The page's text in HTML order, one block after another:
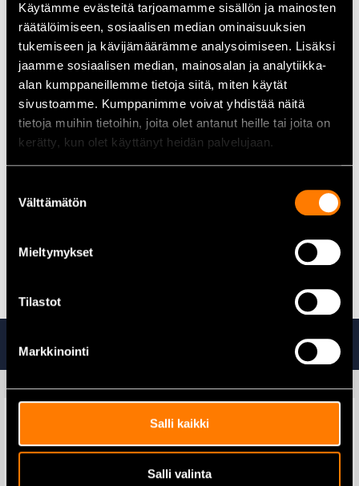
Käytämme evästeitä tarjoamamme sisällön ja mainosten
räätälöimiseen, sosiaalisen median ominaisuuksien
tukemiseen ja kävijämäärämme analysoimiseen. Lisäksi
jaamme sosiaalisen median, mainosalan ja analytiikka-
alan kumppaneillemme tietoja siitä, miten käytät
sivustoamme. Kumppanimme voivat yhdistää näitä
tietoja muihin tietoihin, joita olet antanut heille tai joita on
kerätty, kun olet käyttänyt heidän palvelujaan.
valinta
Välttämätön
Mieltymykset
Tilastot
Markkinointi
Salli kaikki
Salli valinta
pulttien katkaisu
•Paino:n. 300 g
Materiaali: Teräs (työkalutyyppi)
Käyttökohteet
• Sähkötyöt: Johtojen katkaisu ja kuorinta sähköasennuksissa
•Auton huolto:Eristämättömien liittimien puristus tai pulttien
•Korjaamot ja paja:
Kaikki pihdit löydät täältä.
Akkuporakone 18V runko